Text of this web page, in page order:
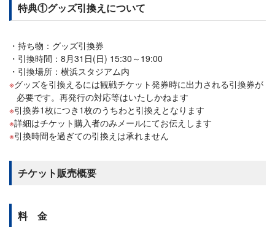
特典①グッズ引換えについて
持ち物：グッズ引換券
引換時間：8月31日(日) 15:30～19:00
引換場所：横浜スタジアム内
グッズを引換えるには観戦チケット発券時に出力される引換券が
必要です。再発行の対応等はいたしかねます
引換券1枚につき1枚のうちわと引換えとなります
詳細はチケット購入者のみメールにてお伝えします
引換時間を過ぎての引換えは承れません
チケット販売概要
料 金